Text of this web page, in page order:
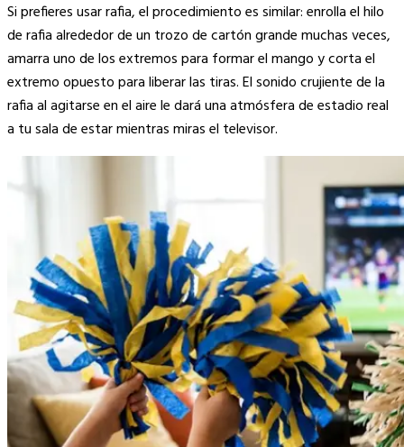
Si prefieres usar rafia, el procedimiento es similar: enrolla el hilo
de rafia alrededor de un trozo de cartón grande muchas veces,
amarra uno de los extremos para formar el mango y corta el
extremo opuesto para liberar las tiras. El sonido crujiente de la
rafia al agitarse en el aire le dará una atmósfera de estadio real
a tu sala de estar mientras miras el televisor.